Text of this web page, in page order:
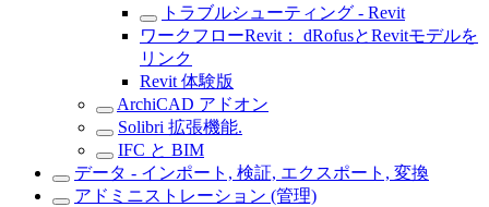
トラブルシューティング - Revit
ワークフローRevit： dRofusとRevitモデルを
リンク
Revit 体験版
ArchiCAD アドオン
Solibri 拡張機能.
IFC と BIM
データ - インポート, 検証, エクスポート, 変換
アドミニストレーション (管理)